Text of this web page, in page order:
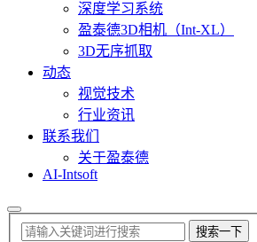
深度学习系统
盈泰德3D相机（Int-XL）
3D无序抓取
动态
视觉技术
行业资讯
联系我们
关于盈泰德
AI-Intsoft